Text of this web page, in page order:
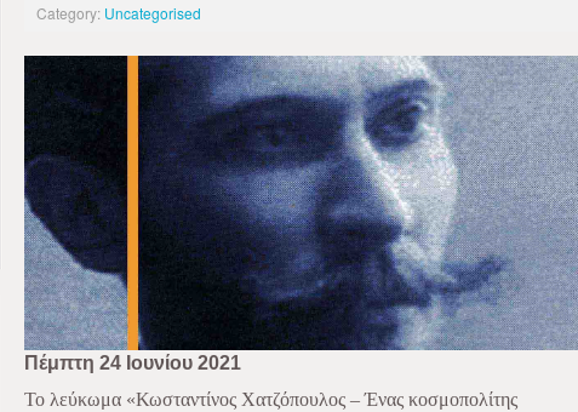
Category: Uncategorised
Πέμπτη 24 Ιουνίου 2021
Το λεύκωμα «Κωσταντίνος Χατζόπουλος – Ένας κοσμοπολίτης